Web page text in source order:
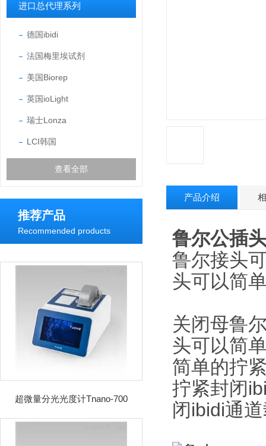
进口总代理系列
德国ibidi
法国梅里埃试剂
美国Biorep
英国ioLight
瑞士Lonza
LCI韩国
查看全部
推荐产品
Recommended products
超微量分光光度计Tnano-700
产品介绍
鲁尔公插
鲁尔接头
头可以简
关闭母鲁
头可以简
简单的拧
拧紧封闭
闭ibidi通